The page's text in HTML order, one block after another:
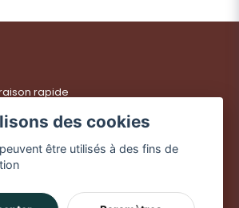
rapide
dès 49 €
des cookies
être utilisés à des fins de